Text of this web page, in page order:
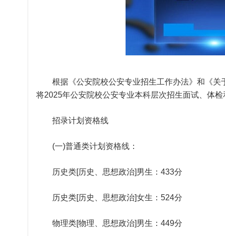
根据《公安院校公安专业招生工作办法》和《关
将2025年公安院校公安专业本科层次招生面试、体
招录计划资格线
(一)普通类计划资格线：
历史类[历史、思想政治]男生：433分
历史类[历史、思想政治]女生：524分
物理类[物理、思想政治]男生：449分